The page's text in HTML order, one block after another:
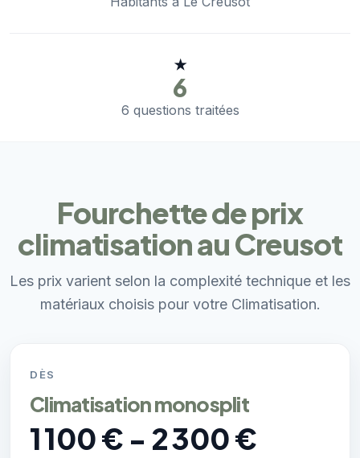
★
6
6 questions traitées
Fourchette de prix
climatisation au Creusot
Les prix varient selon la complexité technique et les
matériaux choisis pour votre Climatisation.
DÈS
Climatisation monosplit
1 100 € - 2 300 €